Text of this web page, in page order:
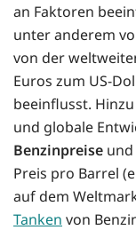
an Faktoren
unter anderem
von der
Euros zum US-
beeinflusst.
und globale
Benzinpreise und
Preis pro Barrel
auf dem
Tanken von